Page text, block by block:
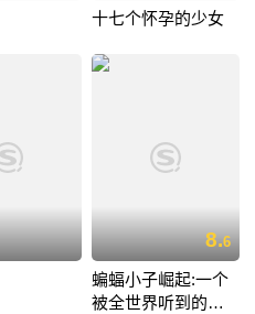
十七个怀孕的少女
8.6
蝙蝠小子崛起:一个
被全世界听到的愿